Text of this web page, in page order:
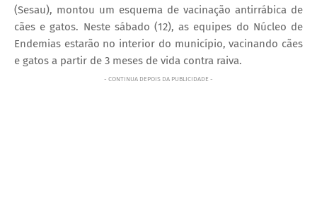
(Sesau), montou um esquema de vacinação antirrábica de
cães e gatos. Neste sábado (12), as equipes do Núcleo de
Endemias estarão no interior do município, vacinando cães
e gatos a partir de 3 meses de vida contra raiva.
- CONTINUA DEPOIS DA PUBLICIDADE -